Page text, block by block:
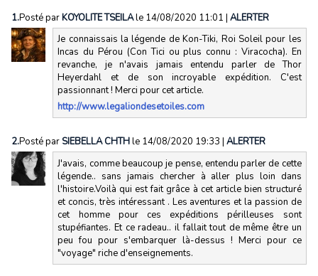
1.Posté parKOYOLITE TSEILAle 14/08/2020 11:01 | ALERTER
Je connaissais la légende de Kon-Tiki, Roi Soleil pour les
Incas du Pérou (Con Tici ou plus connu : Viracocha). En
revanche, je n'avais jamais entendu parler de Thor
Heyerdahl et de son incroyable expédition. C'est
passionnant ! Merci pour cet article.
http://www.legaliondesetoiles.com
2.Posté par SIEBELLA CHTHle 14/08/2020 19:33 | ALERTER
J'avais, comme beaucoup je pense, entendu parler de cette
légende.. sans jamais chercher à aller plus loin dans
l'histoire.Voilà qui est fait grâce à cet article bien structuré
et concis, très intéressant . Les aventures et la passion de
cet homme pour ces expéditions périlleuses sont
stupéfiantes. Et ce radeau.. il fallait tout de même être un
peu fou pour s'embarquer là-dessus ! Merci pour ce
"voyage" riche d'enseignements.